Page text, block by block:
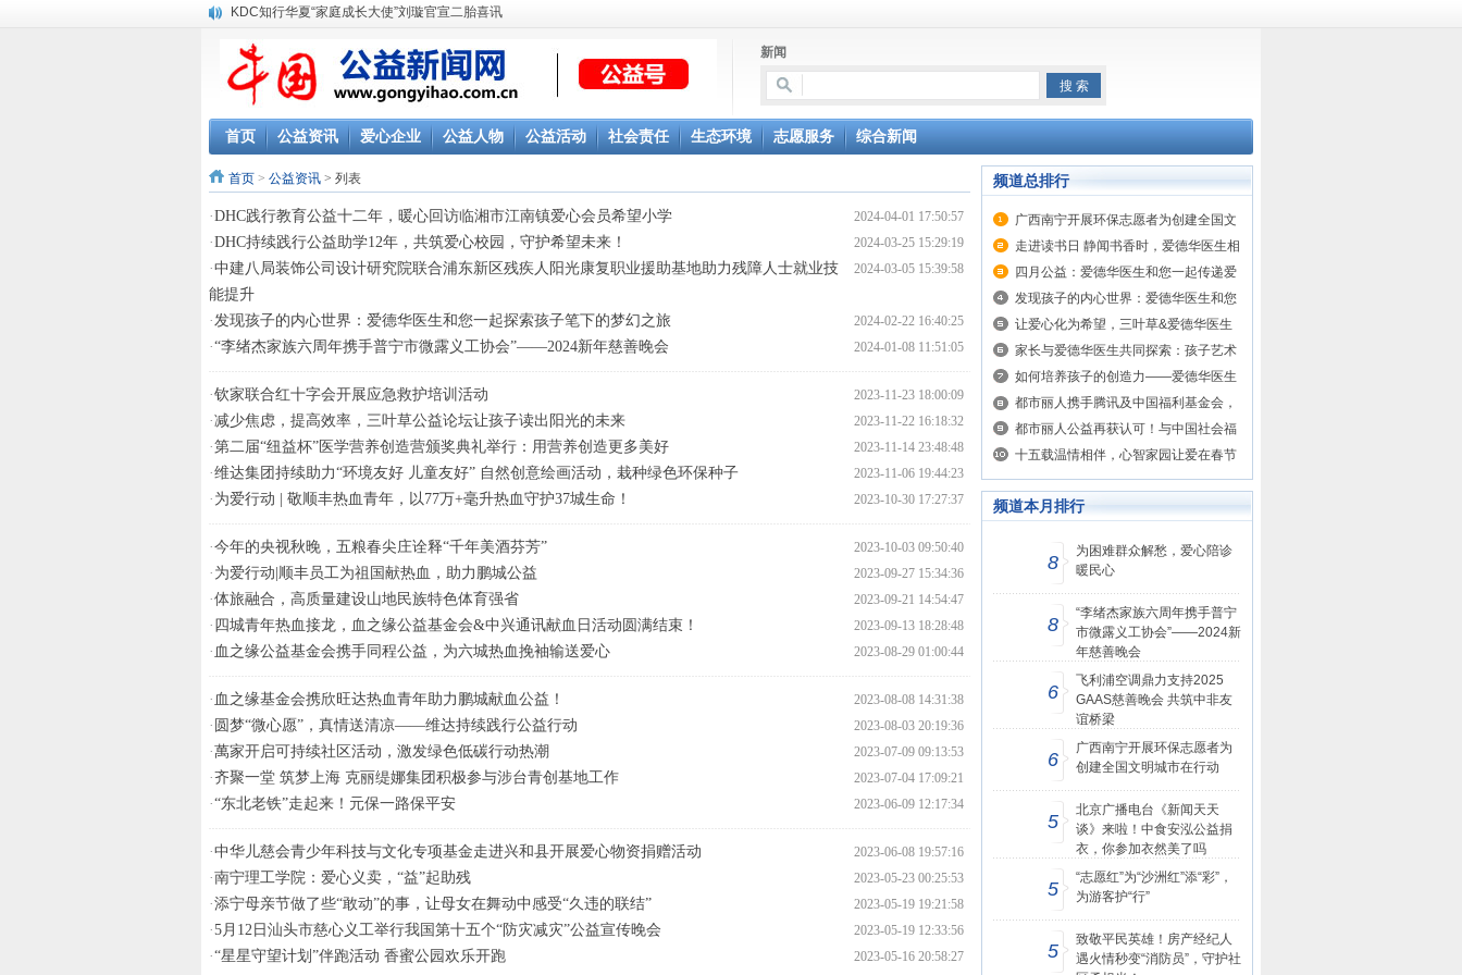
KDC知行华夏“家庭成长大使”刘璇官宣二胎喜讯
新闻
首页 公益资讯 爱心企业 公益人物 公益活动 社会责任 生态环境 志愿服务 综合新闻
首页 > 公益资讯 > 列表
2024-04-01 17:50:57
·DHC践行教育公益十二年，暖心回访临湘市江南镇爱心会员希望小学
2024-03-25 15:29:19
·DHC持续践行公益助学12年，共筑爱心校园，守护希望未来！
2024-03-05 15:39:58
·中建八局装饰公司设计研究院联合浦东新区残疾人阳光康复职业援助基地助力残障人士就业技
能提升
2024-02-22 16:40:25
·发现孩子的内心世界：爱德华医生和您一起探索孩子笔下的梦幻之旅
2024-01-08 11:51:05
·“李绪杰家族六周年携手普宁市微露义工协会”——2024新年慈善晚会
2023-11-23 18:00:09
·钦家联合红十字会开展应急救护培训活动
2023-11-22 16:18:32
·减少焦虑，提高效率，三叶草公益论坛让孩子读出阳光的未来
2023-11-14 23:48:48
·第二届“纽益杯”医学营养创造营颁奖典礼举行：用营养创造更多美好
2023-11-06 19:44:23
·维达集团持续助力“环境友好 儿童友好” 自然创意绘画活动，栽种绿色环保种子
2023-10-30 17:27:37
· 为爱行动 | 敬顺丰热血青年，以77万+毫升热血守护37城生命！
2023-10-03 09:50:40
·今年的央视秋晚，五粮春尖庄诠释“千年美酒芬芳”
2023-09-27 15:34:36
· 为爱行动|顺丰员工为祖国献热血，助力鹏城公益
2023-09-21 14:54:47
·体旅融合，高质量建设山地民族特色体育强省
2023-09-13 18:28:48
· 四城青年热血接龙，血之缘公益基金会&中兴通讯献血日活动圆满结束！
2023-08-29 01:00:44
· 血之缘公益基金会携手同程公益，为六城热血挽袖输送爱心
2023-08-08 14:31:38
· 血之缘基金会携欣旺达热血青年助力鹏城献血公益！
2023-08-03 20:19:36
· 圆梦“微心愿”，真情送清凉——维达持续践行公益行动
2023-07-09 09:13:53
·萬家开启可持续社区活动，激发绿色低碳行动热潮
2023-07-04 17:09:21
·齐聚一堂 筑梦上海 克丽缇娜集团积极参与涉台青创基地工作
2023-06-09 12:17:34
·“东北老铁”走起来！元保一路保平安
2023-06-08 19:57:16
·中华儿慈会青少年科技与文化专项基金走进兴和县开展爱心物资捐赠活动
2023-05-23 00:25:53
·南宁理工学院：爱心义卖，“益”起助残
2023-05-19 19:21:58
·添宁母亲节做了些“敢动”的事，让母女在舞动中感受“久违的联结”
2023-05-19 12:33:56
·5月12日汕头市慈心义工举行我国第十五个“防灾减灾”公益宣传晚会
2023-05-16 20:58:27
·“星星守望计划”伴跑活动 香蜜公园欢乐开跑
频道总排行
广西南宁开展环保志愿者为创建全国文
明城市在行动
走进读书日 静闻书香时，爱德华医生相
伴，让阅读成为一种习惯
四月公益：爱德华医生和您一起传递爱
与希望
发现孩子的内心世界：爱德华医生和您
一起探索孩子笔下的梦幻之旅
让爱心化为希望，三叶草&爱德华医生
护眼灯书香里的书香爱心捐赠圆满完成
家长与爱德华医生共同探索：孩子艺术
表达背后的情感世界
如何培养孩子的创造力——爱德华医生
和您一起了解艺术的真谛
都市丽人携手腾讯及中国福利基金会，
向广西三江捐赠青少女内衣
都市丽人公益再获认可！与中国社会福
利基金会合作的边疆女性关爱项目受民
政部表扬
十五载温情相伴，心智家园让爱在春节
如期而至
频道本月排行
8
为困难群众解愁，爱心陪诊
暖民心
8
“李绪杰家族六周年携手普宁
市微露义工协会”——2024新
年慈善晚会
6
飞利浦空调鼎力支持2025
GAAS慈善晚会 共筑中非友
谊桥梁
6
广西南宁开展环保志愿者为
创建全国文明城市在行动
5
北京广播电台《新闻天天
谈》来啦！中食安泓公益捐
衣，你参加衣然美了吗
5
“志愿红”为“沙洲红”添“彩”，
为游客护“行”
5
致敬平民英雄！房产经纪人
遇火情秒变“消防员”，守护社